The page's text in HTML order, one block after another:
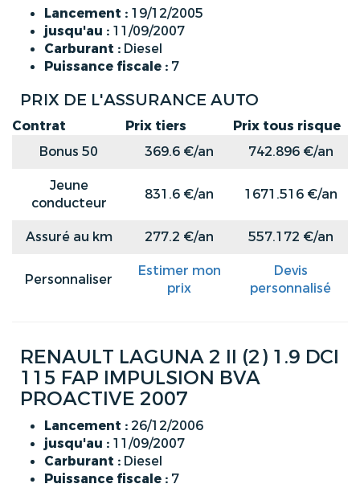
Lancement : 19/12/2005
jusqu'au : 11/09/2007
Carburant : Diesel
Puissance fiscale : 7
PRIX DE L'ASSURANCE AUTO
Contrat Prix tiers
Prix tous risque
Bonus 50
369.6 €/an
742.896 €/an
Jeune
conducteur
831.6 €/an 1671.516 €/an
Assuré au km 277.2 €/an 557.172 €/an
Personnaliser
Estimer mon
prix
Devis
personnalisé
RENAULT LAGUNA 2 II (2) 1.9 DCI
115 FAP IMPULSION BVA
PROACTIVE 2007
Lancement : 26/12/2006
jusqu'au : 11/09/2007
Carburant : Diesel
Puissance fiscale : 7